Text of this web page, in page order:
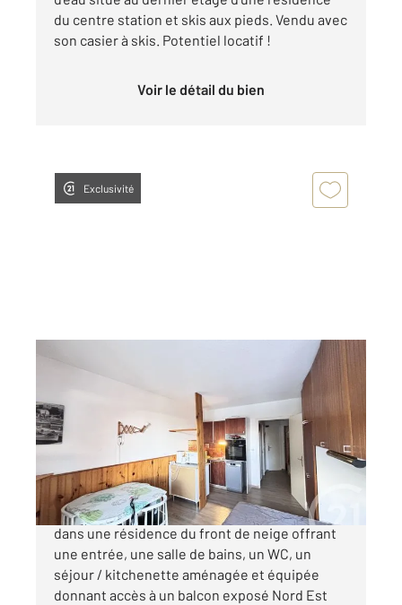
du centre station et skis aux pieds. Vendu avec
son casier à skis. Potentiel locatif !
Voir le détail du bien
Exclusivité
Appartement Studio à vendre
107 000 €
Découvrez ce grand studio d'environ 30m²
dans une résidence du front de neige offrant
une entrée, une salle de bains, un WC, un
séjour / kitchenette aménagée et équipée
donnant accès à un balcon exposé Nord Est